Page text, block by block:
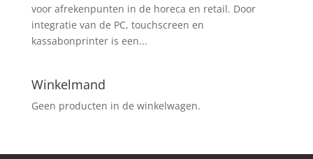
voor afrekenpunten in de horeca en retail. Door
integratie van de PC, touchscreen en
kassabonprinter is een...
Winkelmand
Geen producten in de winkelwagen.